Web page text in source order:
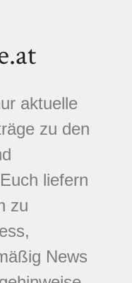
aktuelle
zu den
liefern
zu
News